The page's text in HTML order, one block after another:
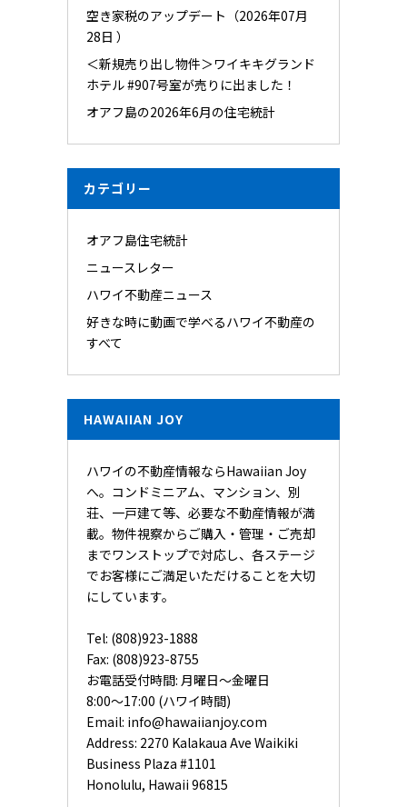
空き家税のアップデート（2026年07月
28日 ）
＜新規売り出し物件＞ワイキキグランド
ホテル #907号室が売りに出ました！
オアフ島の2026年6月の住宅統計
カテゴリー
オアフ島住宅統計
ニュースレター
ハワイ不動産ニュース
好きな時に動画で学べるハワイ不動産の
すべて
HAWAIIAN JOY
ハワイの不動産情報ならHawaiian Joy
へ。コンドミニアム、マンション、別
荘、一戸建て等、必要な不動産情報が満
載。物件視察からご購入・管理・ご売却
までワンストップで対応し、各ステージ
でお客様にご満足いただけることを大切
にしています。
Tel: (808)923-1888
Fax: (808)923-8755
お電話受付時間: 月曜日〜金曜日
8:00〜17:00 (ハワイ時間)
Email: info@hawaiianjoy.com
Address: 2270 Kalakaua Ave Waikiki
Business Plaza #1101
Honolulu, Hawaii 96815